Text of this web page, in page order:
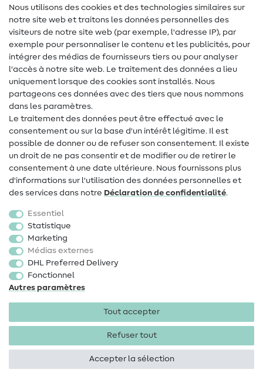
Lexique de couture
Tutos de couture
Aide & contact
Contact
Changement de propriétaire
FAQ
Droit de rétractation
Populaire
Accessoires de couture
Promotions
Nous utilisons des cookies et des technologies similaires sur
notre site web et traitons les données personnelles des
visiteurs de notre site web (par exemple, l'adresse IP), par
exemple pour personnaliser le contenu et les publicités, pour
intégrer des médias de fournisseurs tiers ou pour analyser
l'accès à notre site web. Le traitement des données a lieu
uniquement lorsque des cookies sont installés. Nous
partageons ces données avec des tiers que nous nommons
dans les paramètres.
Le traitement des données peut être effectué avec le
consentement ou sur la base d'un intérêt légitime. Il est
possible de donner ou de refuser son consentement. Il existe
un droit de ne pas consentir et de modifier ou de retirer le
consentement à une date ultérieure. Nous fournissons plus
d'informations sur l'utilisation des données personnelles et
des services dans notre Déclaration de confidentialité.
Essentiel
Statistique
Marketing
Médias externes
DHL Preferred Delivery
Fonctionnel
Autres paramètres
Tout accepter
Refuser tout
Accepter la sélection
Mentions légales Protection des données CGV
Droit
Droits d'auteur 2026 SewIY GmbH